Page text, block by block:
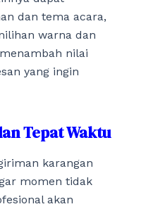
dan tema acara,
warna dan
nilai
yang ingin
Tepat Waktu
karangan
momen tidak
akan